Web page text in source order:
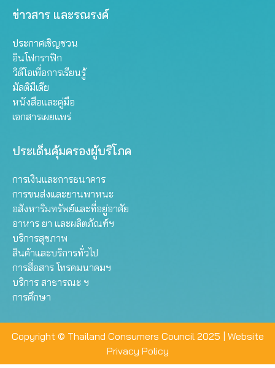
ข่าวสาร และรณรงค์
ประกาศเชิญชวน
อินโฟกราฟิก
วิดีโอเพื่อการเรียนรู้
มัลติมีเดีย
หนังสือและคู่มือ
เอกสารเผยแพร่
ประเด็นคุ้มครองผู้บริโภค
การเงินและการธนาคาร
การขนส่งและยานพาหนะ
อสังหาริมทรัพย์และที่อยู่อาศัย
อาหาร ยา และผลิตภัณฑ์ฯ
บริการสุขภาพ
สินค้าและบริการทั่วไป
การสื่อสาร โทรคมนาคมฯ
บริการ สาธารณะ ฯ
การศึกษา
Copyright © Thailand Consumers Council 2025 | Website
Privacy Policy